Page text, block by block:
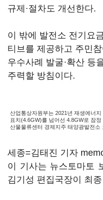
규제·절차도 개선한다.
이 밖에 발전소 전기요
티브를 제공하고 주민
우수사례 발굴·확산 등
주력할 방침이다.
산업통상자원부는 2021년 재생에너
표치(4.6GW)를 넘어선 4.8GW로 잠
산물물류센터 경제지주 태양광발전소
세종=김태진 기자
이 기사는 뉴스토마토
김기성 편집국장이 최